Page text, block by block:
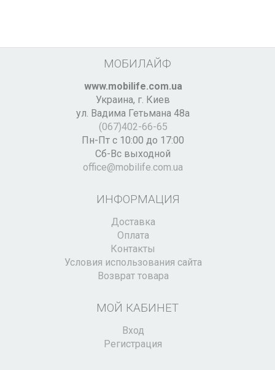
МОБИЛАЙФ
www.mobilife.com.ua
Украина, г. Киев
ул. Вадима Гетьмана 48а
(067)402-66-65
Пн-Пт с 10:00 до 17:00
Сб-Вс выходной
office@mobilife.com.ua
ИНФОРМАЦИЯ
Доставка
Оплата
Контакты
Условия использования сайта
Возврат товара
МОЙ КАБИНЕТ
Вход
Регистрация